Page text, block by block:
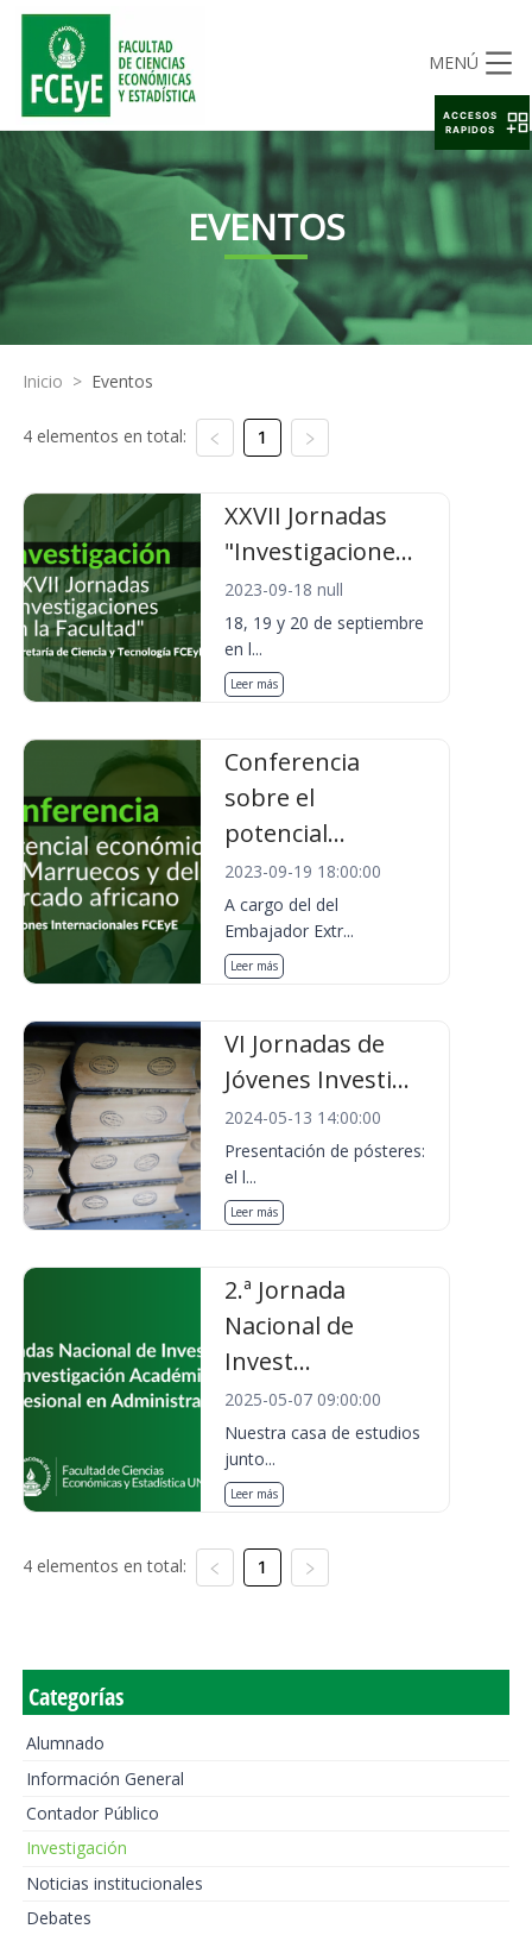
MENÚ
EVENTOS
Inicio > Eventos
4 elementos en total: 1
XXVII Jornadas
"Investigacione...
2023-09-18 null
18, 19 y 20 de septiembre
en l...
Leer más
Conferencia
sobre el
potencial...
2023-09-19 18:00:00
A cargo del del
Embajador Extr...
Leer más
VI Jornadas de
Jóvenes Investi...
2024-05-13 14:00:00
Presentación de pósteres:
el l...
Leer más
2.ª Jornada
Nacional de
Invest...
2025-05-07 09:00:00
Nuestra casa de estudios
junto...
Leer más
4 elementos en total: 1
Categorías
Alumnado
Información General
Contador Público
Investigación
Noticias institucionales
Debates
ACCESOS
RAPIDOS